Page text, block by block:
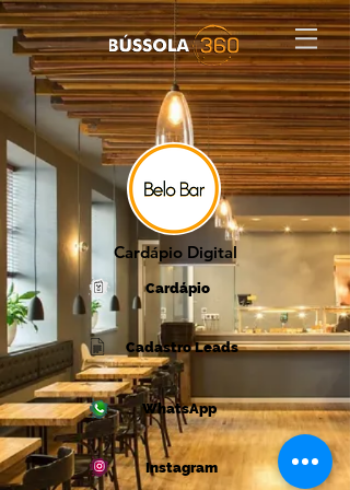
Cardápio Digital
WhatsApp
Instagram
Cardápio
Cadastro Leads